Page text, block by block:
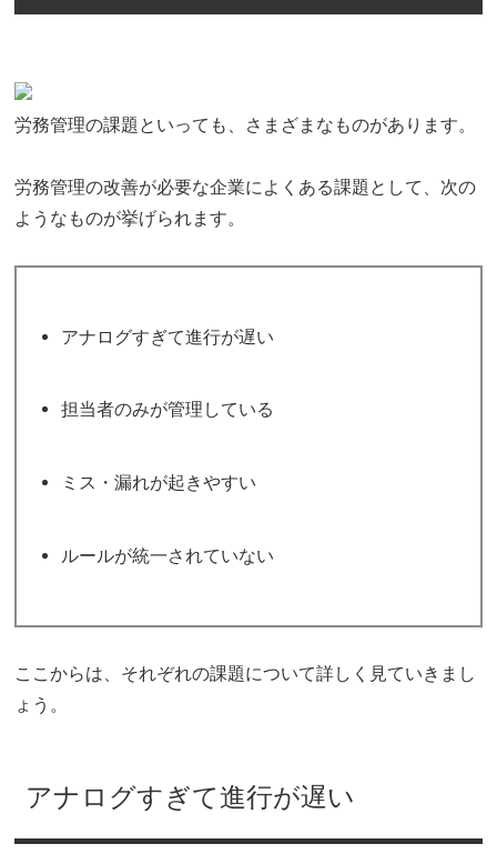
労務管理の課題といっても、さまざまなものがあります。
労務管理の改善が必要な企業によくある課題として、次の
ようなものが挙げられます。
アナログすぎて進行が遅い
担当者のみが管理している
ミス・漏れが起きやすい
ルールが統一されていない
ここからは、それぞれの課題について詳しく見ていきまし
ょう。
アナログすぎて進行が遅い